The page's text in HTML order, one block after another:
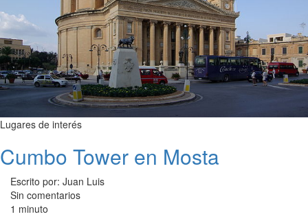
Lugares de interés
Cumbo Tower en Mosta
Escrito por: Juan Luis
Sin comentarios
1 minuto